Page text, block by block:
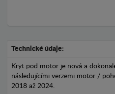
Technické údaje:
Kryt pod motor je nová a
následujícími verzemi motor /
2018 až 2024.